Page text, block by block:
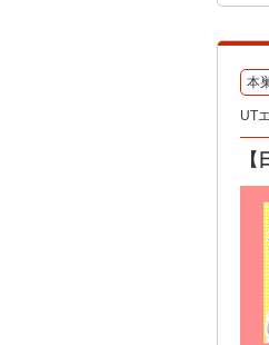
本
UT